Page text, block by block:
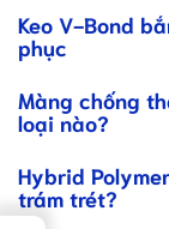
Keo V-Bond
phục
Màng chống
loại nào?
Hybrid
trám trét?